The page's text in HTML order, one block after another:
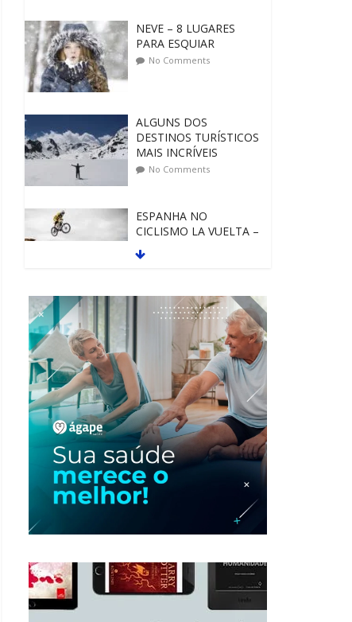
NEVE – 8 LUGARES
PARA ESQUIAR
No Comments
ALGUNS DOS
DESTINOS TURÍSTICOS
MAIS INCRÍVEIS
No Comments
ESPANHA NO
CICLISMO LA VUELTA –
O PASSEIO DE
BICICLETA
CICLISMO NA
MONTANHA EM NOVA
ZELÂNDIA
No Comments
EXPERIÊNCIAS DE
ESPORTES RADICAIS
EM POKHARA
No Comments